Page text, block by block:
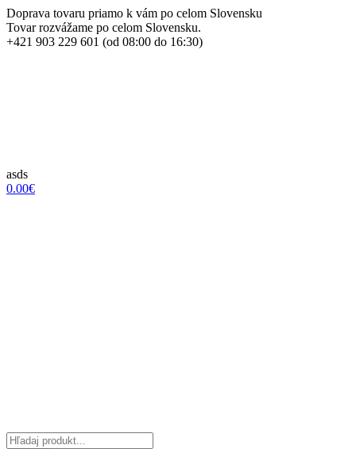
Doprava tovaru priamo k vám po celom Slovensku
Tovar rozvážame po celom Slovensku.
+421 903 229 601 (od 08:00 do 16:30)
asds
0.00€